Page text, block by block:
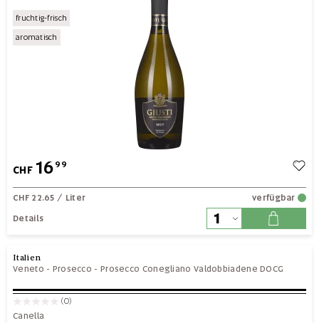
fruchtig-frisch
aromatisch
CHF 1699
CHF 22.65 / Liter
verfügbar
Details
Italien
Veneto - Prosecco - Prosecco Conegliano Valdobbiadene DOCG
(0)
Canella